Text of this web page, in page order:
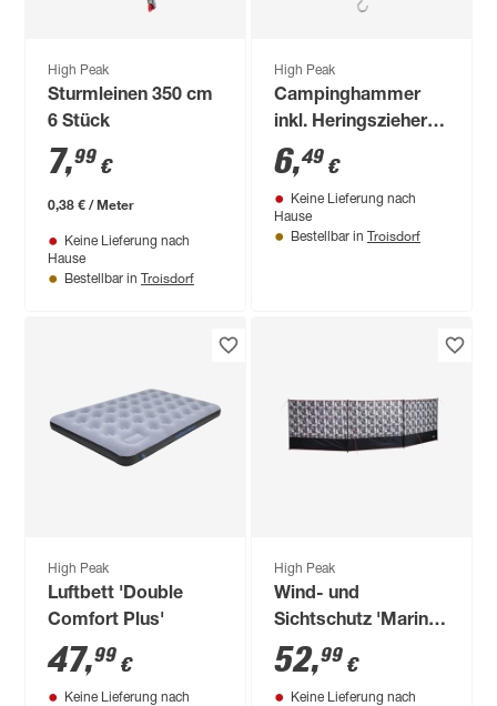
High Peak
Sturmleinen 350 cm
6 Stück
7,99 €
0,38 € / Meter
Keine Lieferung nach
Hause
Bestellbar in Troisdorf
High Peak
Campinghammer
inkl. Heringszieher
weiß
6,49 €
Keine Lieferung nach
Hause
Bestellbar in Troisdorf
High Peak
Luftbett 'Double
Comfort Plus'
47,99 €
Keine Lieferung nach
High Peak
Wind- und
Sichtschutz 'Marin'
500 x 140 cm
grau/camouflage
52,99 €
Keine Lieferung nach